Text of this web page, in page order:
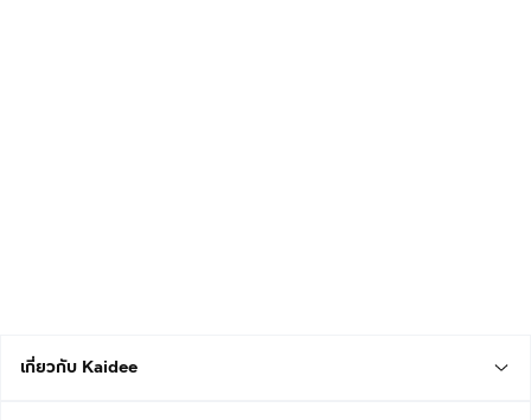
เกี่ยวกับ Kaidee